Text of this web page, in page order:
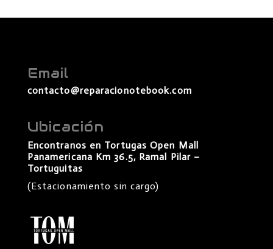
Email
contacto@reparacionotebook.com
Ubicación
Encontranos en Tortugas Open Mall
Panamericana Km 36.5, Ramal Pilar –
Tortuguitas
(Estacionamiento sin cargo)